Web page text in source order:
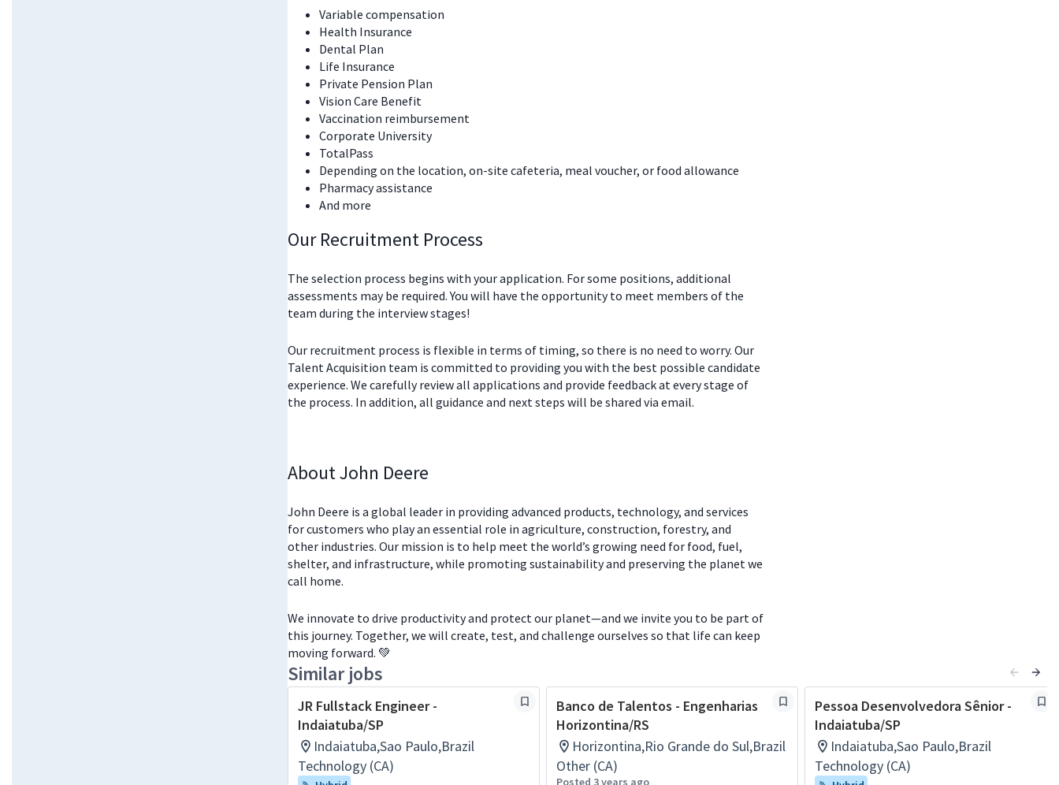
Variable compensation
Health Insurance
Dental Plan
Life Insurance
Private Pension Plan
Vision Care Benefit
Vaccination reimbursement
Corporate University
TotalPass
Depending on the location, on-site cafeteria, meal voucher, or food allowance
Pharmacy assistance
And more
Our Recruitment Process
The selection process begins with your application. For some positions, additional
assessments may be required. You will have the opportunity to meet members of the
team during the interview stages!
Our recruitment process is flexible in terms of timing, so there is no need to worry. Our
Talent Acquisition team is committed to providing you with the best possible candidate
experience. We carefully review all applications and provide feedback at every stage of
the process. In addition, all guidance and next steps will be shared via email.
About John Deere
John Deere is a global leader in providing advanced products, technology, and services
for customers who play an essential role in agriculture, construction, forestry, and
other industries. Our mission is to help meet the world’s growing need for food, fuel,
shelter, and infrastructure, while promoting sustainability and preserving the planet we
call home.
We innovate to drive productivity and protect our planet—and we invite you to be part of
this journey. Together, we will create, test, and challenge ourselves so that life can keep
moving forward. 💚
Similar jobs
JR Fullstack Engineer -
Indaiatuba/SP
Indaiatuba,Sao Paulo,Brazil
Technology (CA)
Banco de Talentos - Engenharias
Horizontina/RS
Horizontina,Rio Grande do Sul,Brazil
Other (CA)
Posted 3 years ago
Pessoa Desenvolvedora Sênior -
Indaiatuba/SP
Indaiatuba,Sao Paulo,Brazil
Technology (CA)